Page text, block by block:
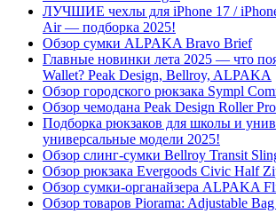
ЛУЧШИЕ чехлы для iPhone 17 /
Air — подборка 2025!
Обзор сумки ALPAKA Bravo Brief
Главные новинки лета 2025 — что
Wallet? Peak Design, Bellroy, ALPAKA
Обзор городского рюкзака Sympl
Обзор чемодана Peak Design Roller Pro
Подборка рюкзаков для школы и
универсальные модели 2025!
Обзор слинг-сумки Bellroy Transit
Обзор рюкзака Evergoods Civic Half
Обзор сумки-органайзера ALPAKA
Обзор товаров Piorama: Adjustable